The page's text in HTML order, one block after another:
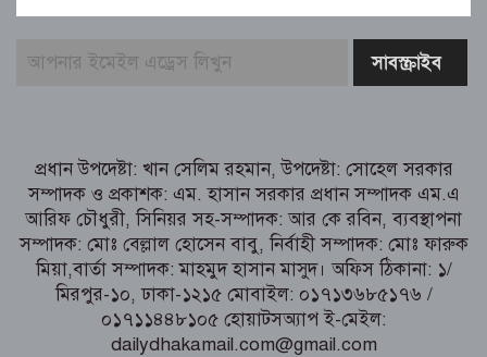
নরসিংদীর শিবপুরে তিনটি গরুকে বিষ খাইয়ে
হত্যা
একাই সামলাচ্ছেন একাধিক গুরুত্বপূর্ণ দায়িত্ব,
প্রশংসায় মুখর এলাকাবাসী
বগুড়া মুদ্রণ শিল্প শ্রমিক ইউনিয়নের নির্বাচন
পরিচালনা কমিটির প্রস্তুতি সভা অনুষ্ঠিত
প্রধান উপদেষ্টা: খান সেলিম রহমান, উপদেষ্টা: সোহেল সরকার
সম্পাদক ও প্রকাশক: এম. হাসান সরকার প্রধান সম্পাদক এম.এ
আরিফ চৌধুরী, সিনিয়র সহ-সম্পাদক: আর কে রবিন, ব্যবস্থাপনা
সম্পাদক: মোঃ বেল্লাল হোসেন বাবু, নির্বাহী সম্পাদক: মোঃ ফারুক
মিয়া,বার্তা সম্পাদক: মাহমুদ হাসান মাসুদ। অফিস ঠিকানা: ১/
মিরপুর-১০, ঢাকা-১২১৫ মোবাইল: ০১৭১৩৬৮৫১৭৬ /
০১৭১১৪৪৮১০৫ হোয়াটসঅ্যাপ ই-মেইল:
dailydhakamail.com@gmail.com